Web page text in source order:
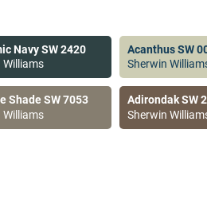
Navy SW 2420
Williams
Acanthus SW
Sherwin
Shade SW 7053
Williams
Adirondak SW
Sherwin